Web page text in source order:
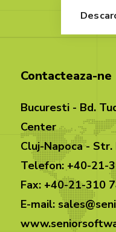
Contacteaza-ne
Bucuresti - Bd.
Center
Cluj-Napoca -
Telefon: +40-21-
Fax: +40-21-310
E-mail: